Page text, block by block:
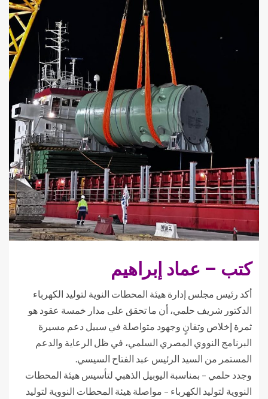
كتب – عماد إبراهيم
أكد رئيس مجلس إدارة هيئة المحطات النوية لتوليد الكهرباء
الدكتور شريف حلمي، أن ما تحقق على مدار خمسة عقود هو
ثمرة إخلاص وتفانٍ وجهود متواصلة في سبيل دعم مسيرة
البرنامج النووي المصري السلمي، في ظل الرعاية والدعم
المستمر من السيد الرئيس عبد الفتاح السيسي.
وجدد حلمي – بمناسبة اليوبيل الذهبي لتأسيس هيئة المحطات
النووية لتوليد الكهرباء – مواصلة هيئة المحطات النووية لتوليد